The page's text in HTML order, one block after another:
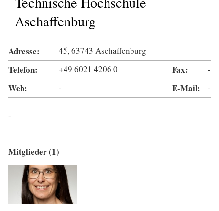
Aschaffenburg
Adresse: 45, 63743 Aschaffenburg
Telefon: +49 6021 4206 0 Fax: -
Web: - E-Mail: -
-
Mitglieder (1)